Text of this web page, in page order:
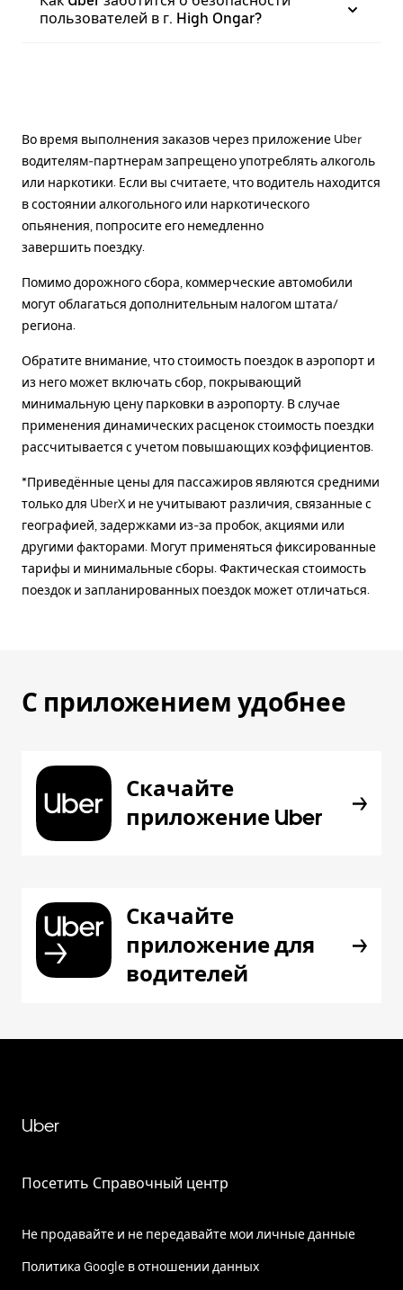
пользователей в г. High Ongar?
Во время выполнения заказов через приложение Uber
водителям-партнерам запрещено употреблять алкоголь
или наркотики. Если вы считаете, что водитель находится
в состоянии алкогольного или наркотического
опьянения, попросите его немедленно
завершить поездку.
Помимо дорожного сбора, коммерческие автомобили
могут облагаться дополнительным налогом штата/
региона.
Обратите внимание, что стоимость поездок в аэропорт и
из него может включать сбор, покрывающий
минимальную цену парковки в аэропорту. В случае
применения динамических расценок стоимость поездки
рассчитывается с учетом повышающих коэффициентов.
*Приведённые цены для пассажиров являются средними
только для UberX и не учитывают различия, связанные с
географией, задержками из-за пробок, акциями или
другими факторами. Могут применяться фиксированные
тарифы и минимальные сборы. Фактическая стоимость
поездок и запланированных поездок может отличаться.
С приложением удобнее
Скачайте
приложение Uber
Скачайте
приложение для
водителей
Uber
Посетить Справочный центр
Не продавайте и не передавайте мои личные данные
Политика Google в отношении данных